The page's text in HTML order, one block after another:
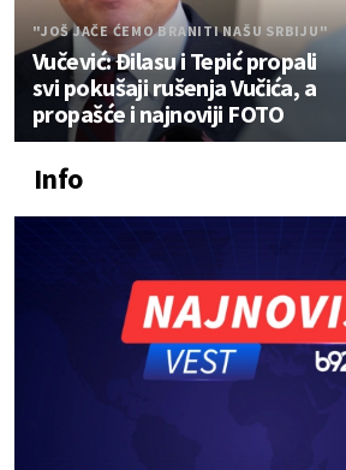
"JOŠ JAČE ĆEMO BRANITI NAŠU SRBIJU"
Vučević: Đilasu i Tepić propali
svi pokušaji rušenja Vučića, a
propašće i najnoviji FOTO
Info